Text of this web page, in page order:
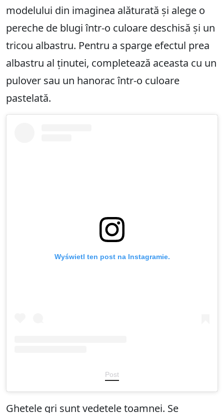
modelului din imaginea alăturată și alege o
pereche de blugi într-o culoare deschisă și un
tricou albastru. Pentru a sparge efectul prea
albastru al ținutei, completează aceasta cu un
pulover sau un hanorac într-o culoare
pastelată.
Wyświetl ten post na Instagramie.
Post
Ghetele gri sunt vedetele toamnei. Se